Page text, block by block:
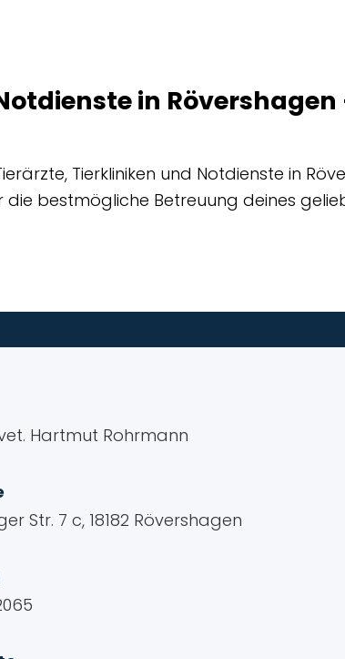
in
Tierkliniken und Notdienste in
bestmögliche Betreuung deines
Hartmut Rohrmann
Str. 7 c, 18182 Rövershagen